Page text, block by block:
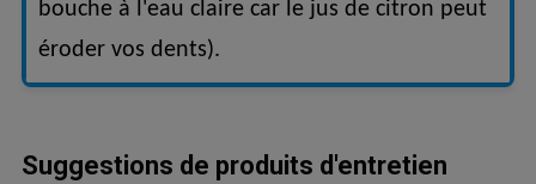
bouche à l'eau claire car le jus de citron peut
éroder vos dents).
Suggestions de produits d'entretien